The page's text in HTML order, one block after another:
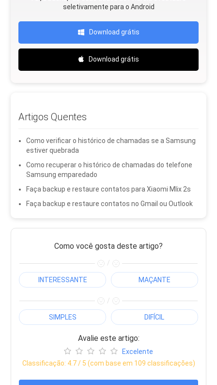
seletivamente para o Android
Download grátis
Download grátis
Artigos Quentes
Como verificar o histórico de chamadas se a Samsung
estiver quebrada
Como recuperar o histórico de chamadas do telefone
Samsung emparedado
Faça backup e restaure contatos para Xiaomi MIix 2s
Faça backup e restaure contatos no Gmail ou Outlook
Como você gosta deste artigo?
/
INTERESSANTE MAÇANTE
/
SIMPLES DIFÍCIL
Avalie este artigo:
Excelente
Classificação: 4.7/ 5 (com base em 109 classificações)